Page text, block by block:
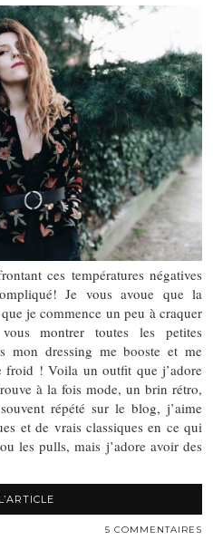
ces températures négatives
Je vous avoue que la
je commence un peu à craquer
montrer toutes les petites
mon dressing me booste et me
froid ! Voila un outfit que j’adore
à la fois mode, un brin rétro,
répété sur le blog, j’aime
et de vrais classiques en ce qui
les pulls, mais j’adore avoir des
5 COMMENTAIRES